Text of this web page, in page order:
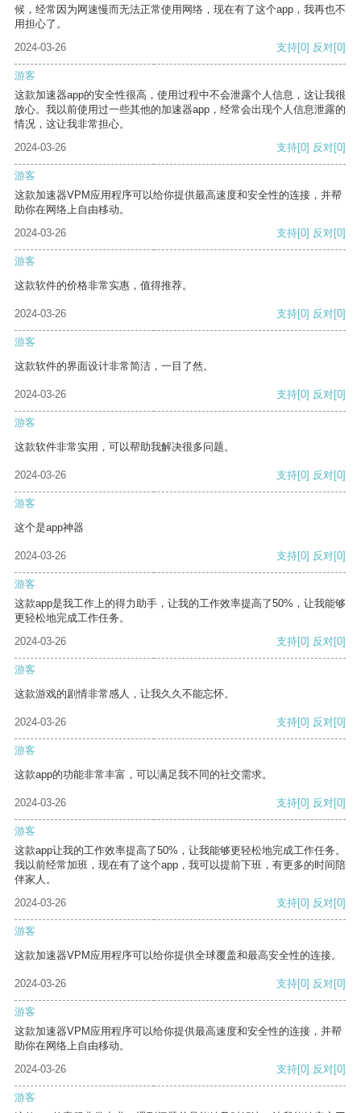
候，经常因为网速慢而无法正常使用网络，现在有了这个app，我再也不
用担心了。
2024-03-26
支持[0] 反对[0]
游客
这款加速器app的安全性很高，使用过程中不会泄露个人信息，这让我很
放心。我以前使用过一些其他的加速器app，经常会出现个人信息泄露的
情况，这让我非常担心。
2024-03-26
支持[0] 反对[0]
游客
这款加速器VPM应用程序可以给你提供最高速度和安全性的连接，并帮
助你在网络上自由移动。
2024-03-26
支持[0] 反对[0]
游客
这款软件的价格非常实惠，值得推荐。
2024-03-26 支持[0] 反对[0]
游客
这款软件的界面设计非常简洁，一目了然。
2024-03-26 支持[0] 反对[0]
游客
这款软件非常实用，可以帮助我解决很多问题。
2024-03-26 支持[0] 反对[0]
游客
这个是app神器
2024-03-26 支持[0] 反对[0]
游客
这款app是我工作上的得力助手，让我的工作效率提高了50%，让我能够
更轻松地完成工作任务。
2024-03-26
支持[0] 反对[0]
游客
这款游戏的剧情非常感人，让我久久不能忘怀。
2024-03-26 支持[0] 反对[0]
游客
这款app的功能非常丰富，可以满足我不同的社交需求。
2024-03-26 支持[0] 反对[0]
游客
这款app让我的工作效率提高了50%，让我能够更轻松地完成工作任务。
我以前经常加班，现在有了这个app，我可以提前下班，有更多的时间陪
伴家人。
2024-03-26
支持[0] 反对[0]
游客
这款加速器VPM应用程序可以给你提供全球覆盖和最高安全性的连接。
2024-03-26 支持[0] 反对[0]
游客
这款加速器VPM应用程序可以给你提供最高速度和安全性的连接，并帮
助你在网络上自由移动。
2024-03-26
支持[0] 反对[0]
游客